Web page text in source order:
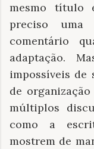
mesmo título
preciso
comentário
adaptação.
impossíveis de
de
múltiplos
como a
mostrem de